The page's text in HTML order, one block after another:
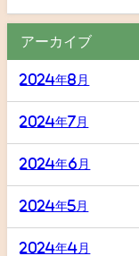
アーカイブ
2024年8月
2024年7月
2024年6月
2024年5月
2024年4月